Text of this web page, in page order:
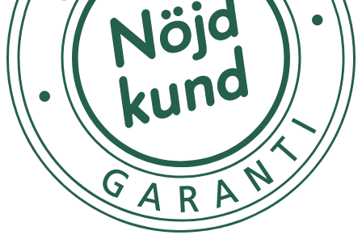
PEG80 Sorbitan Laurate, PEG150 Distearate, Sodium
Chloride, Disodium EDTA, Citric Acid, Sodium Benzoate,
Parfum.